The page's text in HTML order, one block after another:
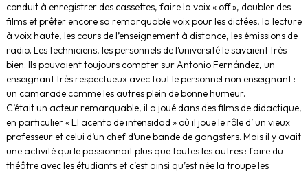
conduit à enregistrer des cassettes, faire la voix « off », doubler des
films et prêter encore sa remarquable voix pour les dictées, la lecture
à voix haute, les cours de l’enseignement à distance, les émissions de
radio. Les techniciens, les personnels de l’université le savaient très
bien. Ils pouvaient toujours compter sur Antonio Fernández, un
enseignant très respectueux avec tout le personnel non enseignant :
un camarade comme les autres plein de bonne humeur.
C’était un acteur remarquable, il a joué dans des films de didactique,
en particulier « El acento de intensidad » où il joue le rôle d’ un vieux
professeur et celui d’un chef d’une bande de gangsters. Mais il y avait
une activité qui le passionnait plus que toutes les autres : faire du
théâtre avec les étudiants et c’est ainsi qu’est née la troupe les